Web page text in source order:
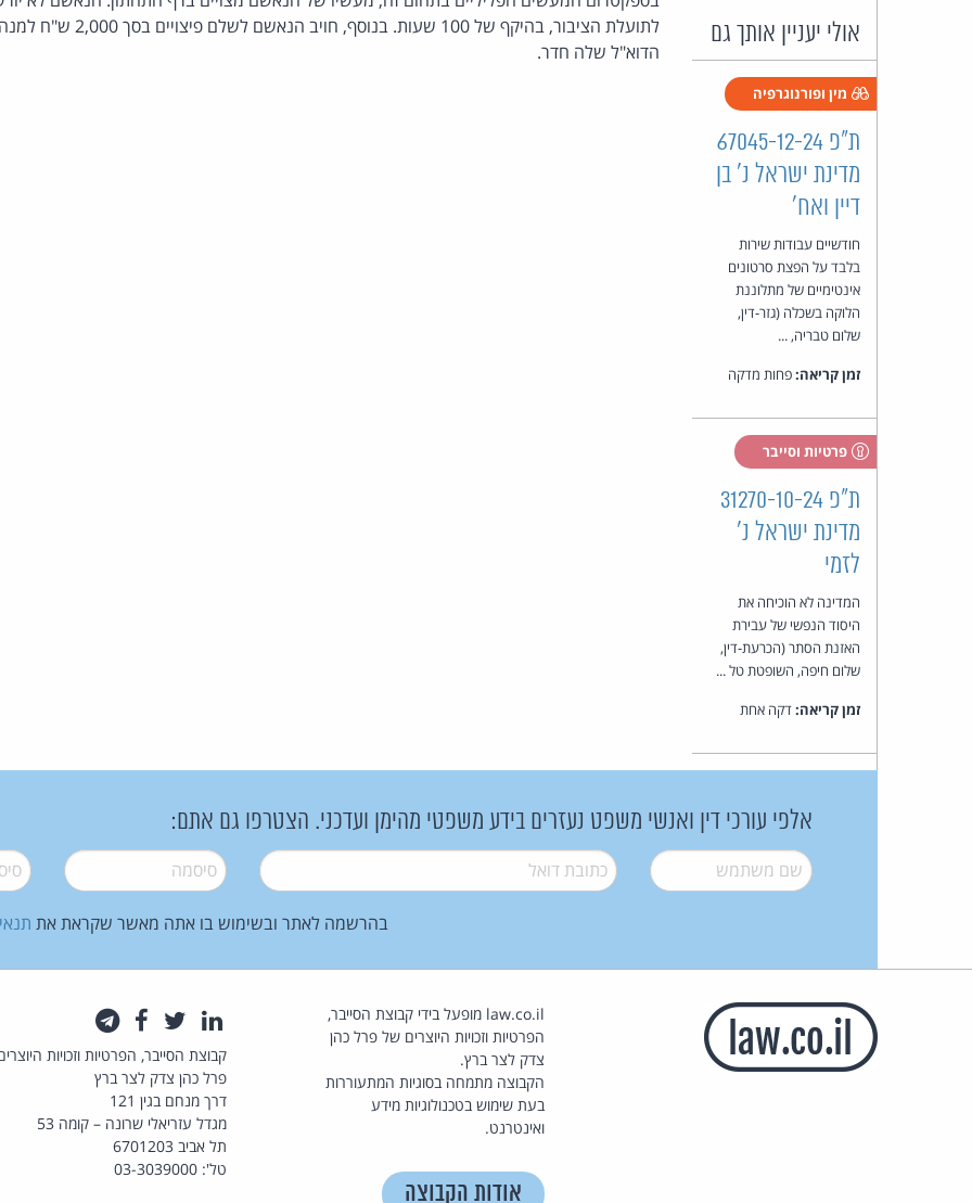
אולי יעניין אותך גם
מין ופורנוגרפיה
ת"פ 67045-12-24
מדינת ישראל נ' בן
דיין ואח'
חודשיים עבודות שירות
בלבד על הפצת סרטונים
אינטימיים של מתלוננת
הלוקה בשכלה (גזר-דין,
שלום טבריה, ...
זמן קריאה:פחות מדקה
פרטיות וסייבר
ת"פ 31270-10-24
מדינת ישראל נ'
לזמי
המדינה לא הוכיחה את
היסוד הנפשי של עבירת
האזנת הסתר (הכרעת-דין,
שלום חיפה, השופטת טל ...
זמן קריאה:דקה אחת
לתועלת הציבור, בהיקף של 100
הדוא"ל שלה חדר.
אלפי עורכי דין ואנשי משפט נעזרים בידע משפטי מהימן ועדכני. הצטרפו גם אתם:
שם משתמש* דואל* סיסמה*
בהרשמה לאתר ובשימוש בו אתה מאשר שקראת את
law.co.il מופעל בידי קבוצת הסייבר,
הפרטיות וזכויות היוצרים של פרל כהן
צדק לצר ברץ.
הקבוצה מתמחה בסוגיות המתעוררות
בעת שימוש בטכנולוגיות מידע
ואינטרנט.
אודות הקבוצה
לינקדאין
טוויטרפייסבוק
קבוצת הסייבר, הפרטיות וזכויות
פרל כהן צדק לצר ברץ
דרך מנחם בגין 121
מגדל עזריאלי שרונה – קומה 53
תל אביב 6701203
טל': 03-3039000